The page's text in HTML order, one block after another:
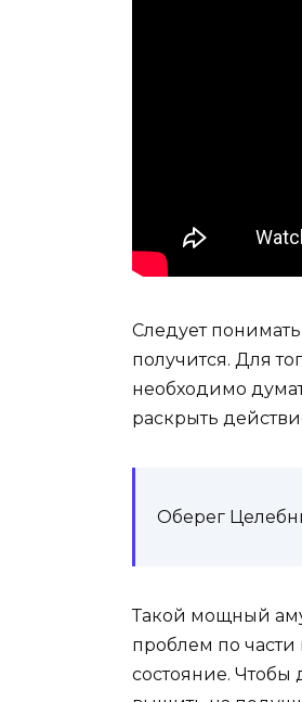
Следует
получится. Для
необходимо
раскрыть
Оберег
Такой мощный
проблем по
состояние.